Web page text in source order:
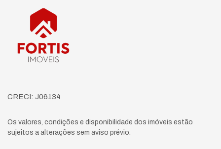
Página inicial
CRECI: J06134
Os valores, condições e disponibilidade dos imóveis estão
sujeitos a alterações sem aviso prévio.